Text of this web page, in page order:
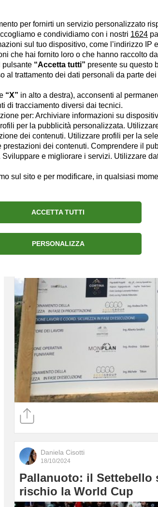
Ministero Infrastrutture:
Veneto per le Olimpiadi
Olimpiadi 2026,
Daniela Cisotti
18/10/2024
Pallanuoto: il Settebello
rischio la World Cup
per fornirti un servizio personalizzato
e condividiamo con i nostri 1624
sul tuo dispositivo, come l’indirizzo IP
che hai fornito loro o che hanno raccolto
pulsante “Accetta tutti” presente su questo
al trattamento dei dati personali da parte
“X” in alto a destra), acconsenti al
di tracciamento diversi dai tecnici.
per: Archiviare informazioni su
per la pubblicità personalizzata.
dei contenuti. Utilizzare profili per la
dei contenuti. Comprendere il
e migliorare i servizi. Utilizzare
sul sito e per modificare, in qualsiasi
ACCETTA TUTTI
PERSONALIZZA